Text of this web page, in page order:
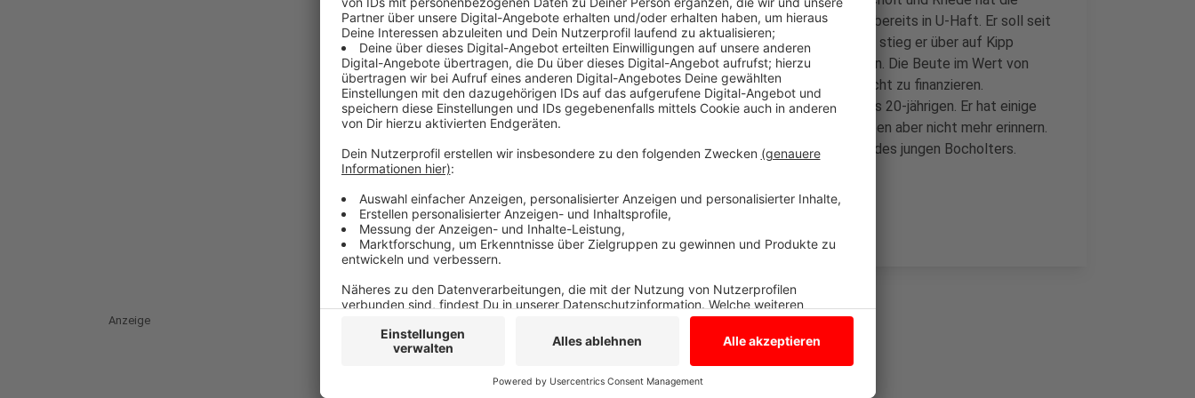
Polizei nun einen Tatverdächtigen. Der 20-jährige Bocholter sitzt bereits in U-Haft. Er soll seit
Anfang des Jahres rund 45 Einbrüche begangen haben. Jedes Mal stieg er über auf Kipp
stehende Fenster in Wohnungen aber auch in Kitas und Schulen ein. Die Beute im Wert von
40.000 Euro soll er verkauft haben, um seine Drogen- und Spielsucht zu finanzieren.
Zeigenhinweise und Spuren brachten die Ermittler auf die Spur des 20-jährigen. Er hat einige
Taten gestanden, an die meisten kann er sich nach eigenen Angaben aber nicht mehr erinnern.
Die Polizei sucht nun nach den Hehlern und möglichen Komplizen des jungen Bocholters.
Anzeige